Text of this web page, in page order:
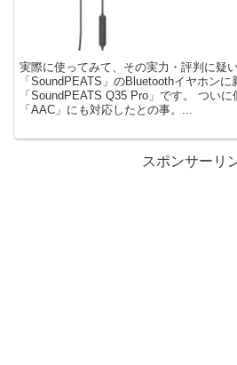
実際に使ってみて、その実力・評判に疑
「SoundPEATS」のBluetoothイヤホンに
「SoundPEATS Q35 Pro」です。 つい
「AAC」にも対応したとの事。...
スポンサーリ